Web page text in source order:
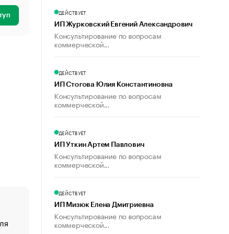
«От спорта тело стареет иначе». Как живет глава
ДЕЙСТВУЕТ
ИП Журковский Евгений Александрович
Консультирование по вопросам
коммерческой...
ДЕЙСТВУЕТ
ИП Стогова Юлия Константиновна
Консультирование по вопросам
коммерческой...
ДЕЙСТВУЕТ
ИП Уткин Артем Павлович
Консультирование по вопросам
коммерческой...
ДЕЙСТВУЕТ
ИП Мизюк Елена Дмитриевна
Консультирование по вопросам
коммерческой...